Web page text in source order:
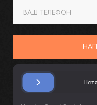
ВАШ ТЕЛЕФОН